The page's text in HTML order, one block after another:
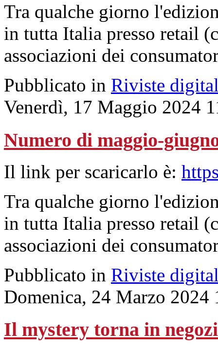
Tra qualche giorno
in tutta Italia presso retail
associazioni dei
Pubblicato in Riviste
Venerdì, 17 Maggio 2024
Numero di maggio-
Il link per scaricarlo è:
Tra qualche giorno
in tutta Italia presso retail
associazioni dei
Pubblicato in Riviste
Domenica, 24 Marzo 2024
Il mystery torna in